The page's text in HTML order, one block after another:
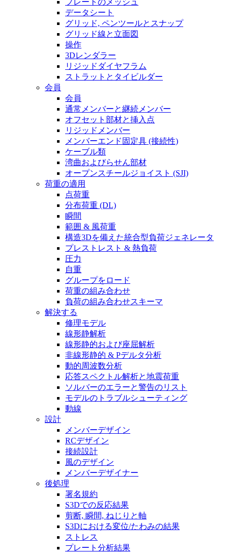
プレートのメッシュ
データシート
グリッド, ペンツールとスナップ
グリッド線と立面図
操作
3Dレンダラー
リジッドダイヤフラム
ストラットとタイビルダー
会員
会員
通常メンバーと継続メンバー
オフセット部材と挿入点
リジッドメンバー
メンバーエンド固定具 (接続性)
ケーブル類
湾曲およびらせん部材
オープンスチールジョイスト (SJI)
荷重の適用
点荷重
分布荷重 (DL)
瞬間
範囲 & 風荷重
構造3Dを備えた統合型負荷ジェネレータ
プレストレスト & 熱負荷
圧力
自重
グループをロード
荷重の組み合わせ
負荷の組み合わせスキーマ
解決する
修理モデル
線形静解析
線形静的および座屈解析
非線形静的 & Pデルタ分析
動的周波数分析
応答スペクトル解析と地震荷重
ソルバーのエラーと警告のリスト
モデルのトラブルシューティング
動線
設計
メンバーデザイン
RCデザイン
接続設計
風のデザイン
メンバーデザイナー
後処理
署名規約
S3Dでの反応結果
剪断, 瞬間, ねじりと軸
S3Dにおける変位/たわみの結果
ストレス
プレート分析結果